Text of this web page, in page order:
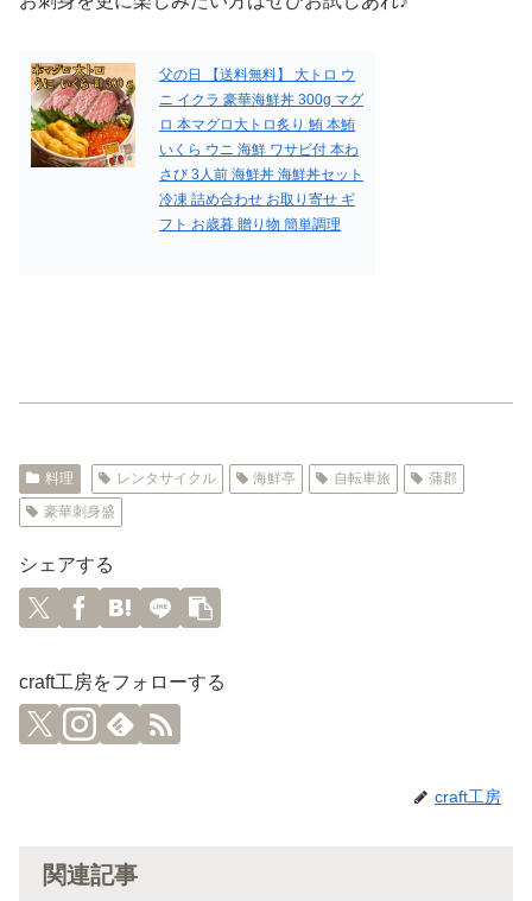
父の日 【送料無料】 大トロ ウ
ニ イクラ 豪華海鮮丼 300g マグ
ロ 本マグロ大トロ炙り 鮪 本鮪
いくら ウニ 海鮮 ワサビ付 本わ
さび 3人前 海鮮丼 海鮮丼セット
冷凍 詰め合わせ お取り寄せ ギ
フト お歳暮 贈り物 簡単調理
料理 レンタサイクル 海鮮亭 自転車旅
蒲郡
豪華刺身盛
シェアする
craft工房をフォローする
craft工房
関連記事